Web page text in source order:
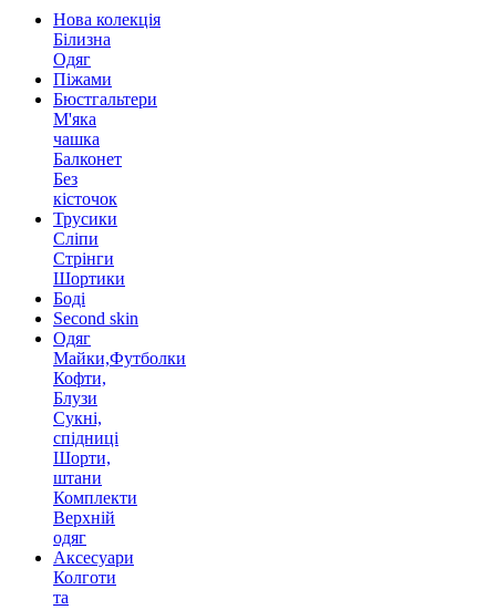
Нова колекція
Білизна
Одяг
Піжами
Бюстгальтери
М'яка
чашка
Балконет
Без
кісточок
Трусики
Сліпи
Стрінги
Шортики
Боді
Second skin
Одяг
Майки,Футболки
Кофти,
Блузи
Сукні,
спідниці
Шорти,
штани
Комплекти
Верхній
одяг
Аксесуари
Колготи
та